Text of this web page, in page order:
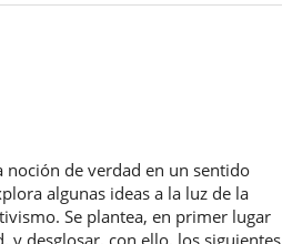
noción de verdad en un sentido
algunas ideas a la luz de la
Se plantea, en primer lugar
y desglosar, con ello, los siguientes